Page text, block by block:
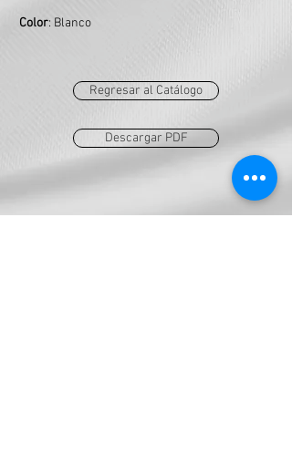
Color: Blanco
Descargar PDF
Regresar al Catálogo